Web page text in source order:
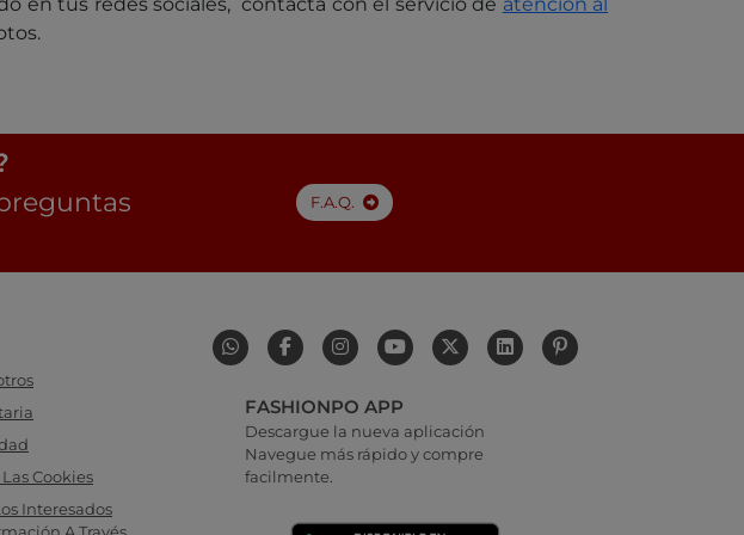
F.A.Q.
Cookies
Interesados
A Través
FASHIONPO APP
Descargue la nueva aplicación
Navegue más rápido y compre
facilmente.